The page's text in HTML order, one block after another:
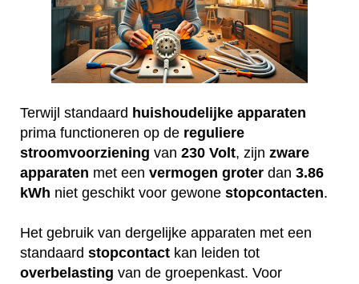
Terwijl standaard huishoudelijke apparaten
prima functioneren op de reguliere
stroomvoorziening van 230 Volt, zijn zware
apparaten met een vermogen groter dan 3.86
kWh niet geschikt voor gewone stopcontacten.
Het gebruik van dergelijke apparaten met een
standaard stopcontact kan leiden tot
overbelasting van de groepenkast. Voor